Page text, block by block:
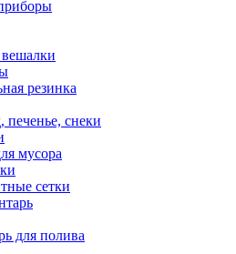
резинка
печенье, снеки
мусора
сетки
для полива